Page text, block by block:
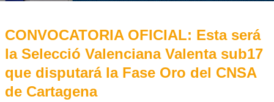
CONVOCATORIA OFICIAL: Esta será
la Selecció Valenciana Valenta sub17
que disputará la Fase Oro del CNSA
de Cartagena